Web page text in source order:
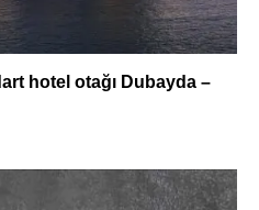
hotel otağı Dubayda –